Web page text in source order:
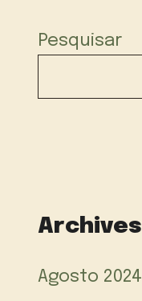
Pesquisar
Archives
Agosto 2024